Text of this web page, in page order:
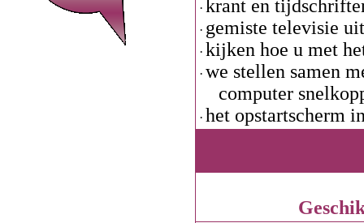
· krant en
· gemiste televisie
· kijken hoe u met
· we stellen samen
computer
· het opstartscherm